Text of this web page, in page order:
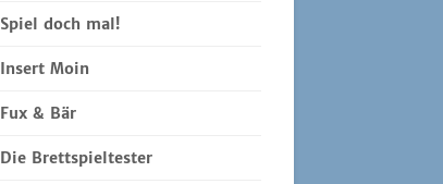
Spiel doch mal!
Insert Moin
Fux & Bär
Die Brettspieltester